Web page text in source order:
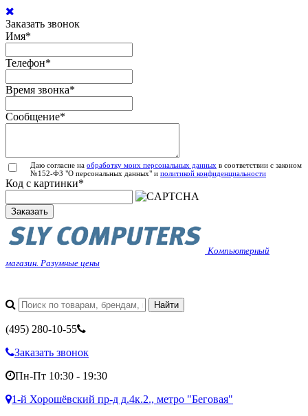
Заказать звонок
Имя*
Телефон*
Время звонка*
Сообщение*
Даю согласие на обработку моих персональных данных в соответствии с законом
№152-ФЗ "О персональных данных" и политикой конфиденциальности
Код с картинки*
Заказать
Компьютерный
магазин. Разумные цены
(495) 280-10-55
Заказать звонок
Пн-Пт 10:30 - 19:30
1-й Хорошёвский пр-д д.4к.2., метро "Беговая"